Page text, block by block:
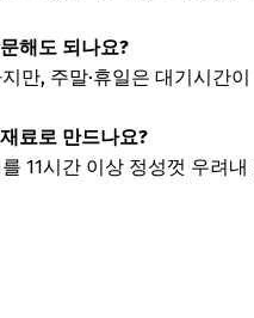
해도 되나요?
만, 주말·휴일은 대기시간
료로 만드나요?
11시간 이상 정성껏 우려